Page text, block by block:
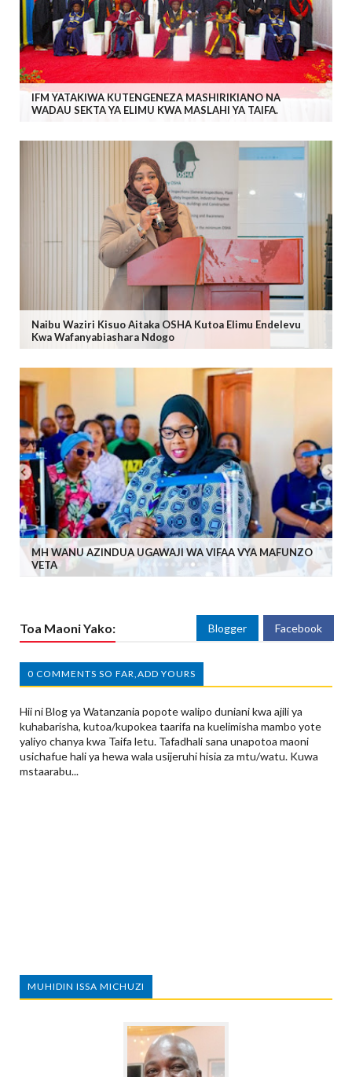
IFM YATAKIWA KUTENGENEZA MASHIRIKIANO NA
WADAU SEKTA YA ELIMU KWA MASLAHI YA TAIFA.
Naibu Waziri Kisuo Aitaka OSHA Kutoa Elimu Endelevu
Kwa Wafanyabiashara Ndogo
MH WANU AZINDUA UGAWAJI WA VIFAA VYA MAFUNZO
VETA
Toa Maoni Yako: Blogger Facebook
0 COMMENTS SO FAR,ADD YOURS
Hii ni Blog ya Watanzania popote walipo duniani kwa ajili ya
kuhabarisha, kutoa/kupokea taarifa na kuelimisha mambo yote
yaliyo chanya kwa Taifa letu. Tafadhali sana unapotoa maoni
usichafue hali ya hewa wala usijeruhi hisia za mtu/watu. Kuwa
mstaarabu...
MUHIDIN ISSA MICHUZI